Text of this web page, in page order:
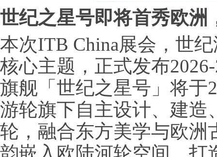
世纪之星号即将首秀欧洲
本次ITB China展会，世
核心主题，正式发布
旗舰「世纪之星号」将于
游轮旗下自主设计、建造
轮，融合东方美学与欧洲